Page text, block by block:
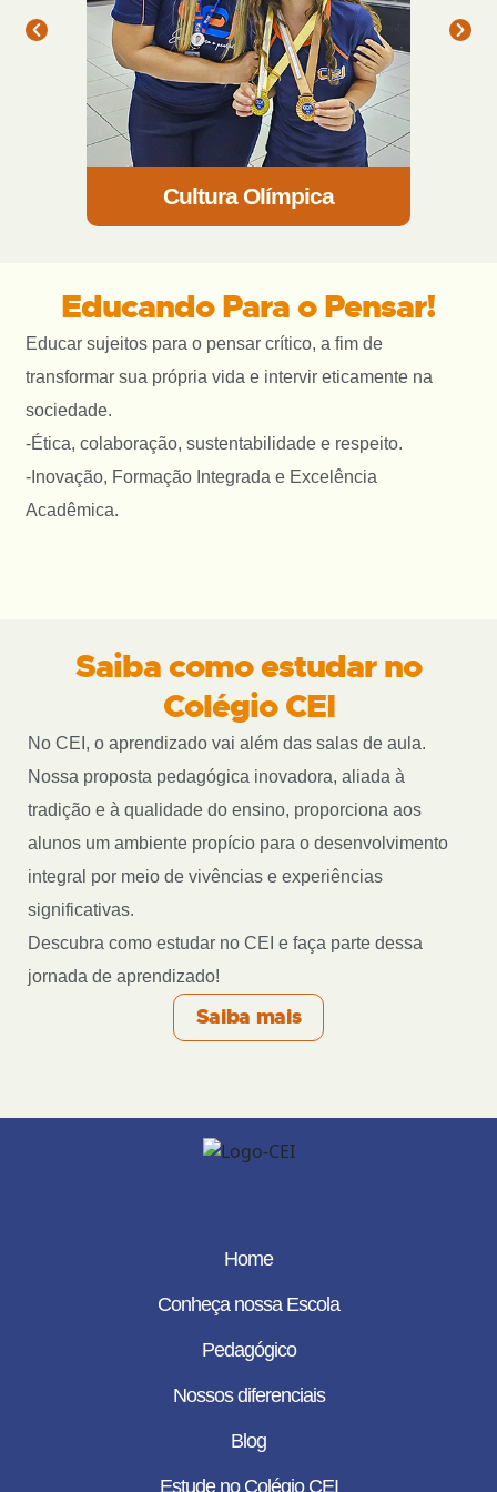
Cultura Olímpica
Educando Para o Pensar!
Educar sujeitos para o pensar crítico, a fim de
transformar sua própria vida e intervir eticamente na
sociedade.
-Ética, colaboração, sustentabilidade e respeito.
-Inovação, Formação Integrada e Excelência
Acadêmica.
Saiba como estudar no
Colégio CEI
No CEI, o aprendizado vai além das salas de aula.
Nossa proposta pedagógica inovadora, aliada à
tradição e à qualidade do ensino, proporciona aos
alunos um ambiente propício para o desenvolvimento
integral por meio de vivências e experiências
significativas.
Descubra como estudar no CEI e faça parte dessa
jornada de aprendizado!
Saiba mais
Home
Conheça nossa Escola
Pedagógico
Nossos diferenciais
Blog
Estude no Colégio CEI